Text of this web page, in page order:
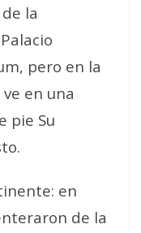
la
pero en la
en una
pie Su
en
de la